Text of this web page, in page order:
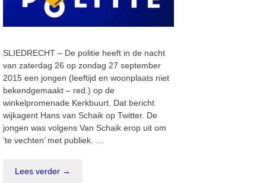
SLIEDRECHT – De politie heeft in de nacht
van zaterdag 26 op zondag 27 september
2015 een jongen (leeftijd en woonplaats niet
bekendgemaakt – red.) op de
winkelpromenade Kerkbuurt. Dat bericht
wijkagent Hans van Schaik op Twitter. De
jongen was volgens Van Schaik erop uit om
’te vechten’ met publiek. …
Lees verder →